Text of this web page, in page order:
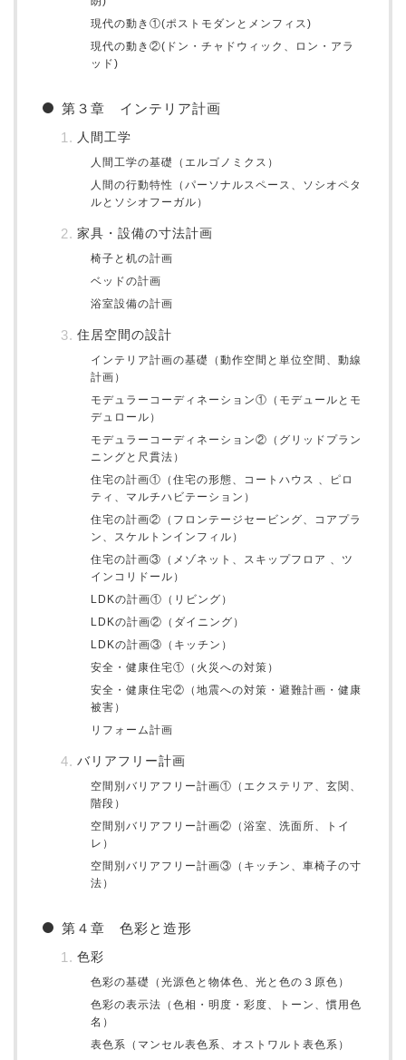
現代の動き①(ポストモダンとメンフィス)
現代の動き②(ドン・チャドウィック、ロン・アラ
ッド)
第３章 インテリア計画
人間工学
人間工学の基礎（エルゴノミクス）
人間の行動特性（パーソナルスペース、ソシオペタ
ルとソシオフーガル）
家具・設備の寸法計画
椅子と机の計画
ベッドの計画
浴室設備の計画
住居空間の設計
インテリア計画の基礎（動作空間と単位空間、動線
計画）
モデュラーコーディネーション①（モデュールとモ
デュロール）
モデュラーコーディネーション②（グリッドプラン
ニングと尺貫法）
住宅の計画①（住宅の形態、コートハウス 、ピロ
ティ、マルチハビテーション）
住宅の計画②（フロンテージセービング、コアプラ
ン、スケルトンインフィル）
住宅の計画③（メゾネット、スキップフロア 、ツ
インコリドール）
LDKの計画①（リビング）
LDKの計画②（ダイニング）
LDKの計画③（キッチン）
安全・健康住宅①（火災への対策）
安全・健康住宅②（地震への対策・避難計画・健康
被害）
リフォーム計画
バリアフリー計画
空間別バリアフリー計画①（エクステリア、玄関、
階段）
空間別バリアフリー計画②（浴室、洗面所、トイ
レ）
空間別バリアフリー計画③（キッチン、車椅子の寸
法）
第４章 色彩と造形
色彩
色彩の基礎（光源色と物体色、光と色の３原色）
色彩の表示法（色相・明度・彩度、トーン、慣用色
名）
表色系（マンセル表色系、オストワルト表色系）